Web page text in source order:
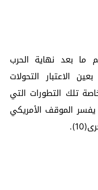
ما بعد نهاية الحرب
الاعتبار التحولات
تلك التطورات التي
الموقف الأمريكي